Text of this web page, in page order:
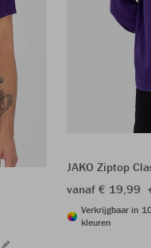
JAKO Ziptop
vanaf € 19,99
Verkrijgbaar in
kleuren